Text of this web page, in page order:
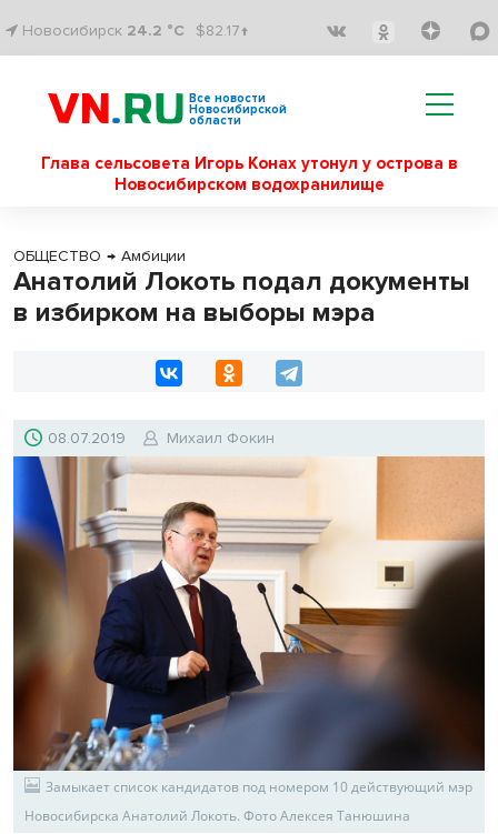
Новосибирск 24.2 °C $82.17↑
Все новости
Новосибирской
области
Глава сельсовета Игорь Конах утонул у острова в
Новосибирском водохранилище
ОБЩЕСТВО → Амбиции
Анатолий Локоть подал документы
в избирком на выборы мэра
08.07.2019 Михаил Фокин
Замыкает список кандидатов под номером 10 действующий мэр
Новосибирска Анатолий Локоть. Фото Алексея Танюшина